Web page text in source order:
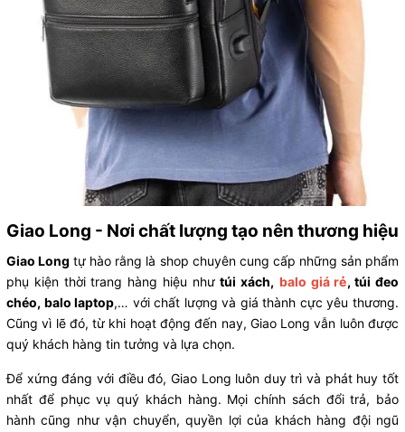
Giao Long - Nơi chất lượng tạo nên thương hiệu
Giao Long tự hào rằng là shop chuyên cung cấp những sản phẩm
phụ kiện thời trang hàng hiệu nhưtúi xách, balo giá rẻ, túi đeo
chéo, balo laptop,… với chất lượng và giá thành cực yêu thương.
Cũng vì lẽ đó, từ khi hoạt động đến nay, Giao Long vẫn luôn được
quý khách hàng tin tưởng và lựa chọn.
Để xứng đáng với điều đó, Giao Long luôn duy trì và phát huy tốt
nhất để phục vụ quý khách hàng. Mọi chính sách đổi trả, bảo
hành cũng như vận chuyển, quyền lợi của khách hàng đội ngũ